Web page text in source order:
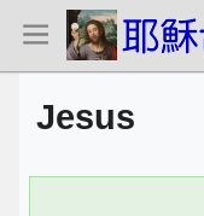
Jesus